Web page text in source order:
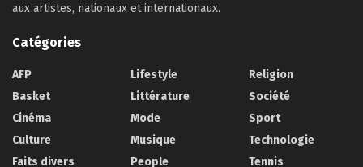
aux artistes, nationaux et internationaux.
Catégories
AFP
Basket
Cinéma
Culture
Faits divers
Lifestyle
Littérature
Mode
Musique
People
Religion
Société
Sport
Technologie
Tennis